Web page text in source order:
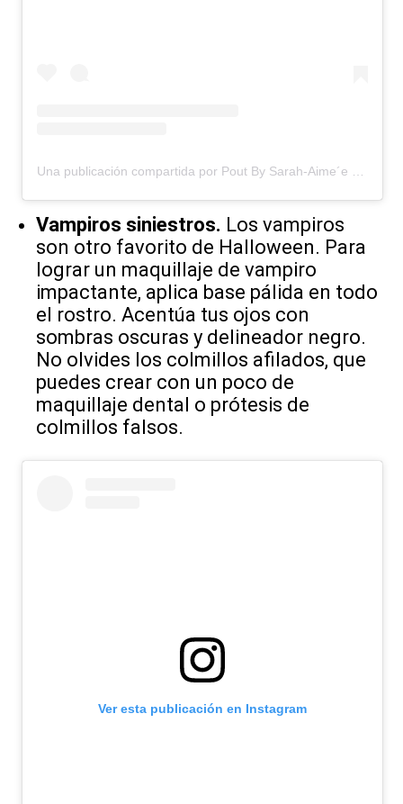
Vampiros siniestros. Los vampiros
son otro favorito de Halloween. Para
lograr un maquillaje de vampiro
impactante, aplica base pálida en todo
el rostro. Acentúa tus ojos con
sombras oscuras y delineador negro.
No olvides los colmillos afilados, que
puedes crear con un poco de
maquillaje dental o prótesis de
colmillos falsos.
Ver esta publicación en Instagram